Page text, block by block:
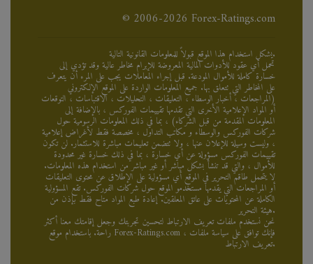
© 2006-2026 Forex-Ratings.com
يشكل استخدام هذا الموقع قبولاً للمعلومات القانونية التالية.
تحمل أي عقود للأدوات المالية المعروضة للإبرام مخاطر عالية وقد تؤدي إلى
خسارة كاملة للأموال المودعة. قبل إجراء المعاملات يجب على المرء أن يتعرف
على المخاطر التي تتعلق بها. جميع المعلومات الواردة على الموقع الإلكتروني
(المراجعات ، أخبار الوسطاء ، التعليقات ، التحليلات ، الاقتباسات ، التوقعات
أو المواد الإعلامية الأخرى التي تقدمها تقييمات الفوركس ، بالإضافة إلى
المعلومات المقدمة من قبل الشركاء) ، بما في ذلك المعلومات الرسومية حول
شركات الفوركس والوسطاء و مكاتب التداول ، مخصصة فقط لأغراض إعلامية
، وليست وسيلة للإعلان عنها ، ولا تتضمن تعليمات مباشرة للاستثمار. لن تكون
تقييمات الفوركس مسؤولة عن أي خسارة ، بما في ذلك خسارة غير محدودة
للأموال ، والتي قد تنشأ بشكل مباشر أو غير مباشر من استخدام هذه المعلومات.
لا يتحمل طاقم التحرير في الموقع أي مسؤولية على الإطلاق عن محتوى التعليقات
أو المراجعات التي يقدمها مستخدمو الموقع حول شركات الفوركس. تقع المسؤولية
الكاملة عن المحتويات على عاتق المعلقين. إعادة طبع المواد متاح فقط بإذن من
هيئة التحرير.
نحن نستخدم ملفات تعريف الارتباط لتحسين تجربتك وجعل إقامتك معنا أكثر
راحة. باستخدام موقع Forex-Ratings.com ، فإنك توافق على سياسة ملفات
تعريف الارتباط.